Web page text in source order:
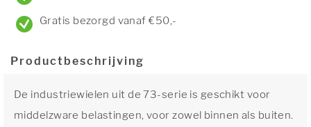
Gratis bezorgd vanaf €50,-
Productbeschrijving
De industriewielen uit de 73-serie is geschikt voor
middelzware belastingen, voor zowel binnen als buiten.